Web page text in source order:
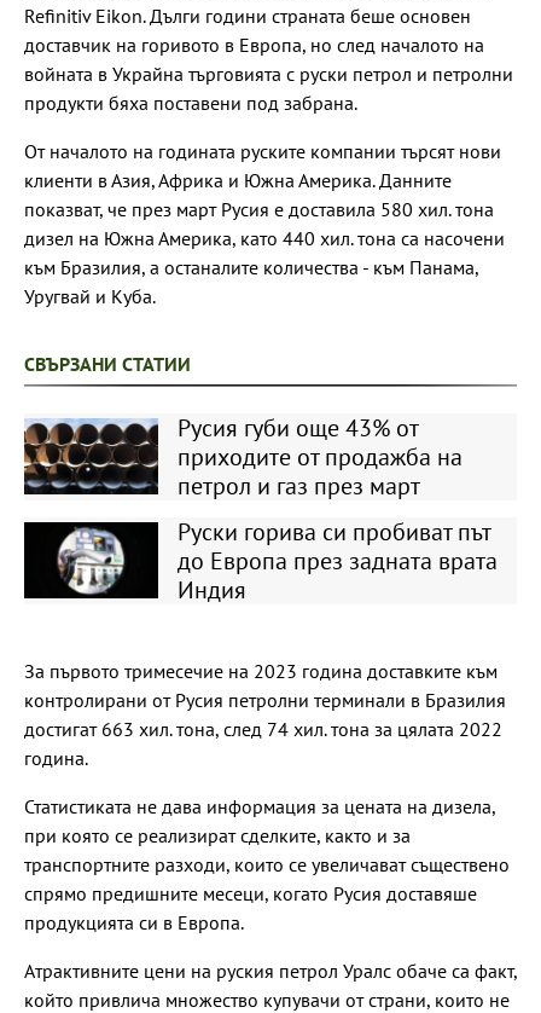
Refinitiv Eikon. Дълги години страната беше основен
доставчик на горивото в Европа, но след началото на
войната в Украйна търговията с руски петрол и петролни
продукти бяха поставени под забрана.
От началото на годината руските компании търсят нови
клиенти в Азия, Африка и Южна Америка. Данните
показват, че през март Русия е доставила 580 хил. тона
дизел на Южна Америка, като 440 хил. тона са насочени
към Бразилия, а останалите количества - към Панама,
Уругвай и Куба.
СВЪРЗАНИ СТАТИИ
Русия губи още 43% от
приходите от продажба на
петрол и газ през март
Руски горива си пробиват път
до Европа през задната врата
Индия
За първото тримесечие на 2023 година доставките към
контролирани от Русия петролни терминали в Бразилия
достигат 663 хил. тона, след 74 хил. тона за цялата 2022
година.
Статистиката не дава информация за цената на дизела,
при която се реализират сделките, както и за
транспортните разходи, които се увеличават съществено
спрямо предишните месеци, когато Русия доставяше
продукцията си в Европа.
Атрактивните цени на руския петрол Уралс обаче са факт,
който привлича множество купувачи от страни, които не